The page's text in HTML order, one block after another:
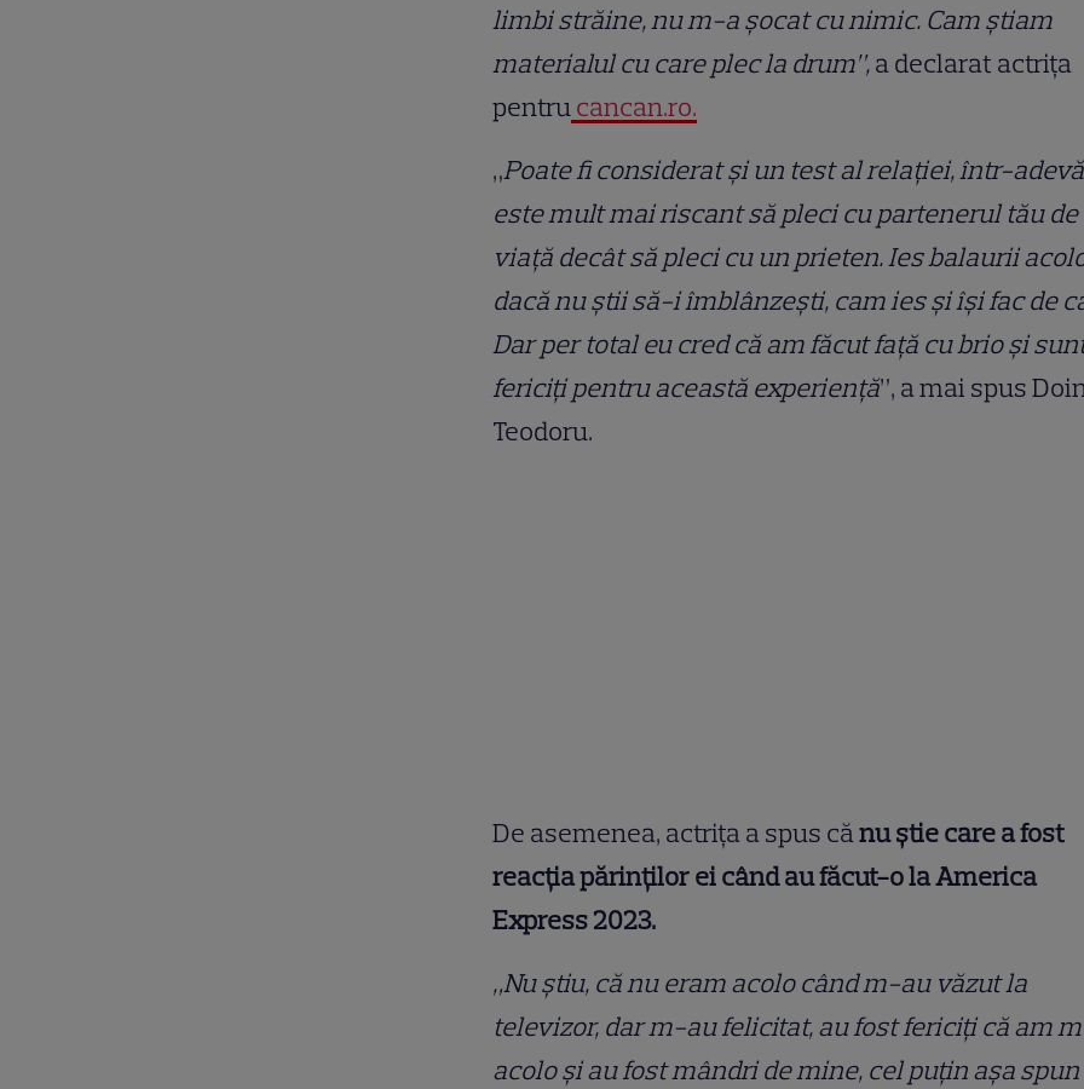
limbi străine, nu m-a șocat cu nimic. Cam știam
materialul cu care plec la drum”,a declarat actrița
pentrucancan.ro.
„Poate fi considerat și un test al relației, într-
este mult mai riscant să pleci cu partenerul tău de
viață decât să pleci cu un prieten. Ies balaurii
dacă nu știi să-i îmblânzești, cam ies și își fac de
Dar per total eu cred că am făcut față cu brio și
fericiți pentru această experiență”, a mai spus
Teodoru.
De asemenea, actrița a spus cănu știe care a fost
reacția părinților ei când au făcut-o la America
Express 2023.
„Nu știu, că nu eram acolo când m-au văzut la
televizor, dar m-au felicitat, au fost fericiți că am
acolo și au fost mândri de mine, cel puțin așa